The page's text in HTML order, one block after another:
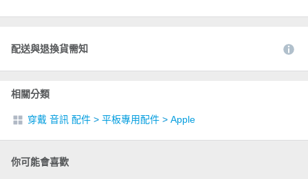
配送與退換貨需知
相關分類
穿戴 音訊 配件 > 平板專用配件 > Apple
你可能會喜歡